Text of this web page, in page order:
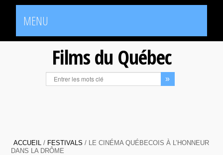
MENU
Films du Québec
ACCUEIL / FESTIVALS / LE CINÉMA QUÉBECOIS À L’HONNEUR
DANS LA DRÔME